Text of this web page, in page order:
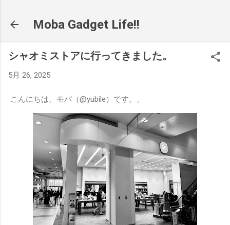
Moba Gadget Life!!
シャオミストアに行ってきました。
5月 26, 2025
こんにちは、モバ（@yubile）です。、